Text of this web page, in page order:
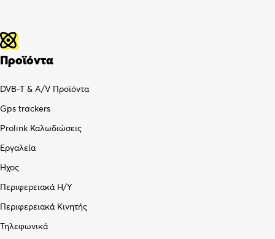
Προϊόντα
DVB-T & A/V Προϊόντα
Gps trackers
Prolink Καλωδιώσεις
Εργαλεία
Ήχος
Περιφερειακά Η/Υ
Περιφερειακά Κινητής
Τηλεφωνικά